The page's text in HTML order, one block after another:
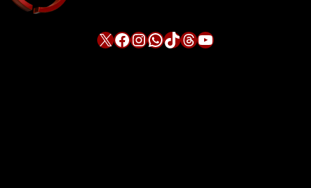
X Facebook InstagramWhatsApp TikTok Threads YouTube